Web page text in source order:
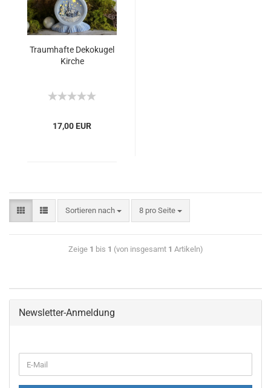
Traumhafte Dekokugel
Kirche
17,00 EUR
Sortieren nach 8 pro Seite
Zeige 1 bis 1 (von insgesamt 1 Artikeln)
Newsletter-Anmeldung